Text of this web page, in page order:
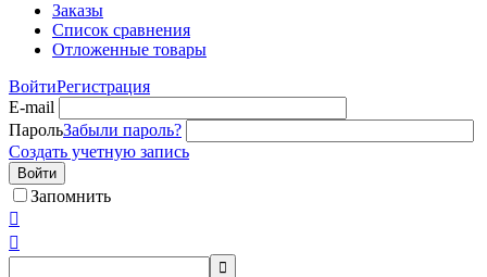
Заказы
Список сравнения
Отложенные товары
ВойтиРегистрация
E-mail
ПарольЗабыли пароль?
Создать учетную запись
Войти
Запомнить


